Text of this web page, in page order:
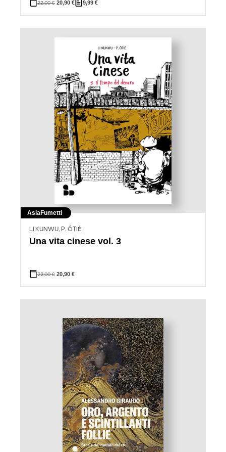
22,00€ 20,90 € 9,99 €
AsiaFumetti
LI KUNWU, P. ÔTIÉ
Una vita cinese vol. 3
22,00€ 20,90 €